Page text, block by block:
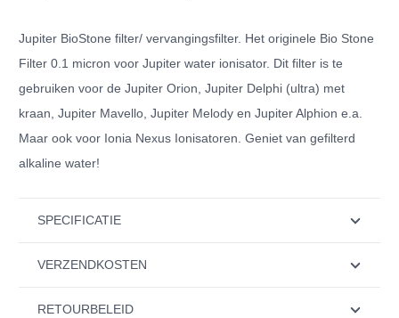
Jupiter BioStone filter/ vervangingsfilter. Het originele Bio Stone
Filter 0.1 micron voor Jupiter water ionisator. Dit filter is te
gebruiken voor de Jupiter Orion, Jupiter Delphi (ultra) met
kraan, Jupiter Mavello, Jupiter Melody en Jupiter Alphion e.a.
Maar ook voor Ionia Nexus Ionisatoren. Geniet van gefilterd
alkaline water!
SPECIFICATIE
VERZENDKOSTEN
RETOURBELEID